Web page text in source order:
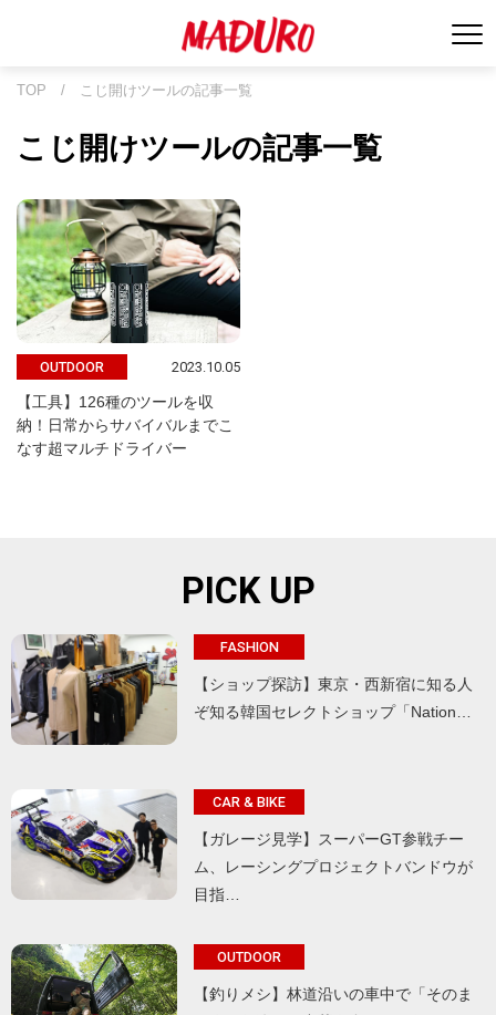
TOP / こじ開けツールの記事一覧
こじ開けツールの記事一覧
OUTDOOR 2023.10.05
【工具】126種のツールを収
納！日常からサバイバルまでこ
なす超マルチドライバー
PICK UP
FASHION
【ショップ探訪】東京・西新宿に知る人
ぞ知る韓国セレクトショップ「Nation…
CAR & BIKE
【ガレージ見学】スーパーGT参戦チー
ム、レーシングプロジェクトバンドウが
目指…
OUTDOOR
【釣りメシ】林道沿いの車中で「そのま